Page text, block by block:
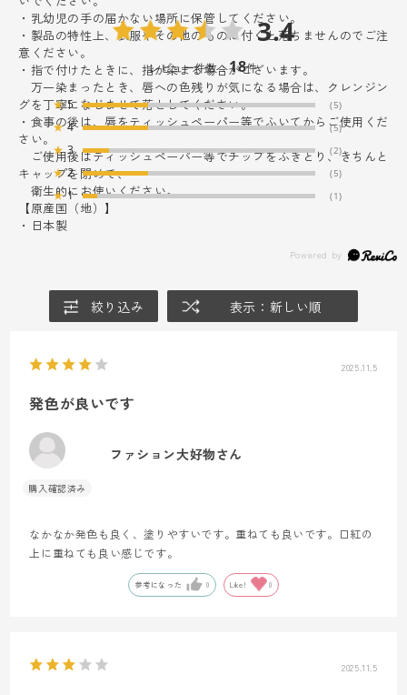
・乳幼児の手の届かない場所に保管してください。
・製品の特性上、衣服やその他のものに付くと落ちませんのでご注
意ください。
・指で付けたときに、指が染まる場合がございます。
万一染まったとき、唇への色残りが気になる場合は、クレンジン
グを丁寧になじませて落としてください。
・食事の後は、唇をティッシュペーパー等でふいてからご使用くだ
さい。
ご使用後はティッシュペーパー等でチップをふきとり、きちんと
キャップを閉めて、
衛生的にお使いください。
【原産国（地）】
・日本製
3.4
レビュー件数：18件
★5 (5)
★4 (5)
★3 (2)
★2 (5)
★ 1 (1)
絞り込み 表示：新しい順
2025.11.5
発色が良いです
ファション大好物さん
なかなか発色も良く、塗りやすいです。重ねても良いです。口紅の
上に重ねても良い感じです。
参考になった 0 Like! 0
2025.11.5